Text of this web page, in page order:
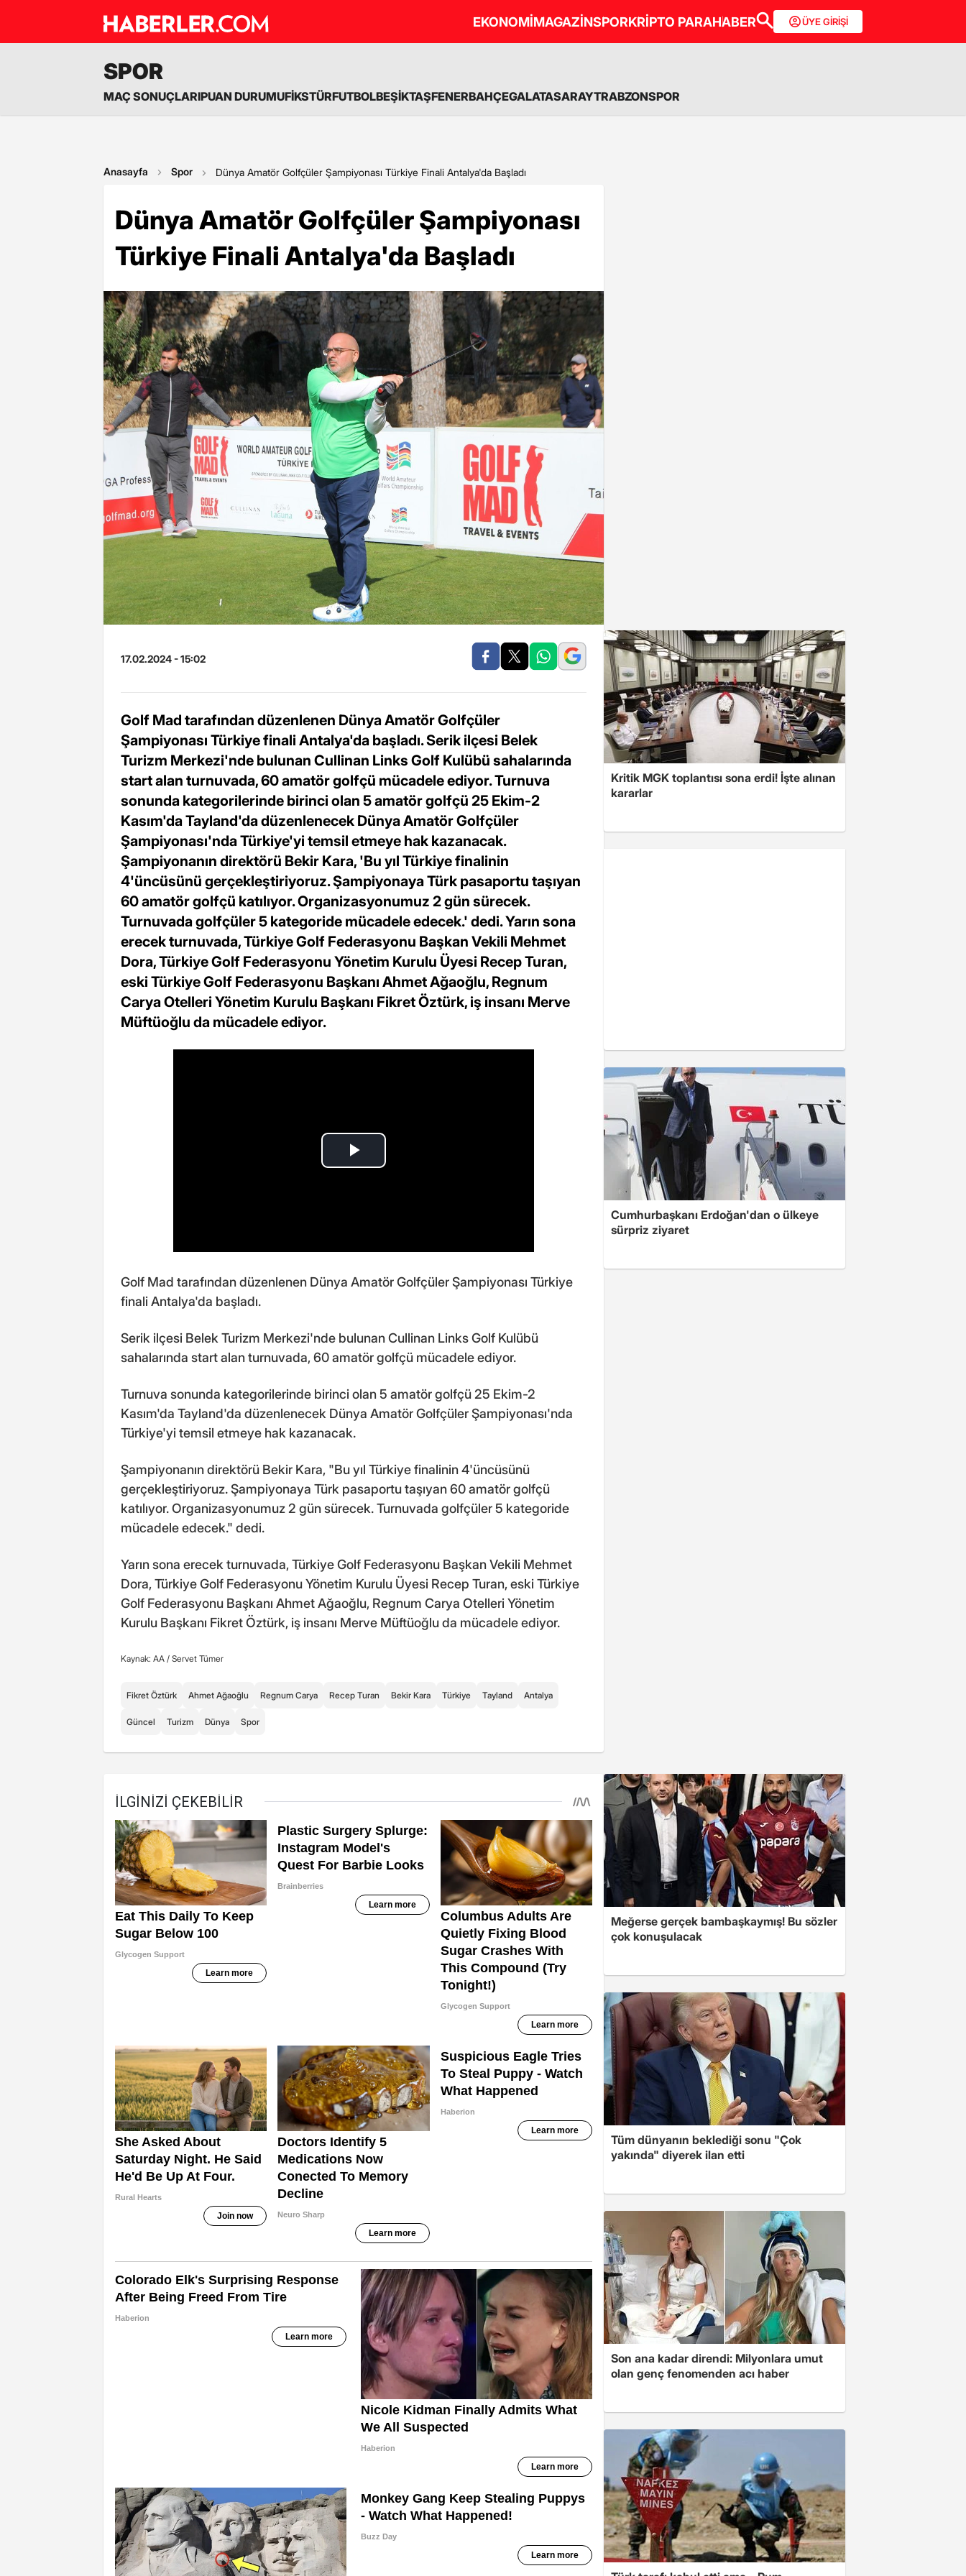
EKONOMİMAGAZİNSPORKRİPTO PARAHABER ÜYE GİRİŞİ
SPOR
MAÇ SONUÇLARIPUAN DURUMUFİKSTÜRFUTBOLBEŞİKTAŞFENERBAHÇEGALATASARAYTRABZONSPOR
Anasayfa Spor Dünya Amatör Golfçüler Şampiyonası Türkiye Finali Antalya'da Başladı
Dünya Amatör Golfçüler Şampiyonası
Türkiye Finali Antalya'da Başladı
17.02.2024 - 15:02
Golf Mad tarafından düzenlenen Dünya Amatör Golfçüler
Şampiyonası Türkiye finali Antalya'da başladı. Serik ilçesi Belek
Turizm Merkezi'nde bulunan Cullinan Links Golf Kulübü sahalarında
start alan turnuvada, 60 amatör golfçü mücadele ediyor. Turnuva
sonunda kategorilerinde birinci olan 5 amatör golfçü 25 Ekim-2
Kasım'da Tayland'da düzenlenecek Dünya Amatör Golfçüler
Şampiyonası'nda Türkiye'yi temsil etmeye hak kazanacak.
Şampiyonanın direktörü Bekir Kara, 'Bu yıl Türkiye finalinin
4'üncüsünü gerçekleştiriyoruz. Şampiyonaya Türk pasaportu taşıyan
60 amatör golfçü katılıyor. Organizasyonumuz 2 gün sürecek.
Turnuvada golfçüler 5 kategoride mücadele edecek.' dedi. Yarın sona
erecek turnuvada, Türkiye Golf Federasyonu Başkan Vekili Mehmet
Dora, Türkiye Golf Federasyonu Yönetim Kurulu Üyesi Recep Turan,
eski Türkiye Golf Federasyonu Başkanı Ahmet Ağaoğlu, Regnum
Carya Otelleri Yönetim Kurulu Başkanı Fikret Öztürk, iş insanı Merve
Müftüoğlu da mücadele ediyor.
Golf Mad tarafından düzenlenen Dünya Amatör Golfçüler Şampiyonası Türkiye
finali Antalya'da başladı.
Serik ilçesi Belek Turizm Merkezi'nde bulunan Cullinan Links Golf Kulübü
sahalarında start alan turnuvada, 60 amatör golfçü mücadele ediyor.
Turnuva sonunda kategorilerinde birinci olan 5 amatör golfçü 25 Ekim-2
Kasım'da Tayland'da düzenlenecek Dünya Amatör Golfçüler Şampiyonası'nda
Türkiye'yi temsil etmeye hak kazanacak.
Şampiyonanın direktörü Bekir Kara, "Bu yıl Türkiye finalinin 4'üncüsünü
gerçekleştiriyoruz. Şampiyonaya Türk pasaportu taşıyan 60 amatör golfçü
katılıyor. Organizasyonumuz 2 gün sürecek. Turnuvada golfçüler 5 kategoride
mücadele edecek." dedi.
Yarın sona erecek turnuvada, Türkiye Golf Federasyonu Başkan Vekili Mehmet
Dora, Türkiye Golf Federasyonu Yönetim Kurulu Üyesi Recep Turan, eski Türkiye
Golf Federasyonu Başkanı Ahmet Ağaoğlu, Regnum Carya Otelleri Yönetim
Kurulu Başkanı Fikret Öztürk, iş insanı Merve Müftüoğlu da mücadele ediyor.
Kaynak: AA / Servet Tümer
Fikret Öztürk Ahmet Ağaoğlu Regnum Carya Recep Turan Bekir Kara Türkiye Tayland Antalya
Güncel Turizm Dünya Spor
Kritik MGK toplantısı sona erdi! İşte alınan
kararlar
Cumhurbaşkanı Erdoğan'dan o ülkeye
sürpriz ziyaret
Meğerse gerçek bambaşkaymış! Bu sözler
çok konuşulacak
Tüm dünyanın beklediği sonu "Çok
yakında" diyerek ilan etti
Son ana kadar direndi: Milyonlara umut
olan genç fenomenden acı haber